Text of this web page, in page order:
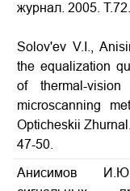
журнал. 2005.
Solov'ev V.I.,
the equalization
of thermal-
microscanning
Opticheskii
47-50.
Анисимов И.Ю.